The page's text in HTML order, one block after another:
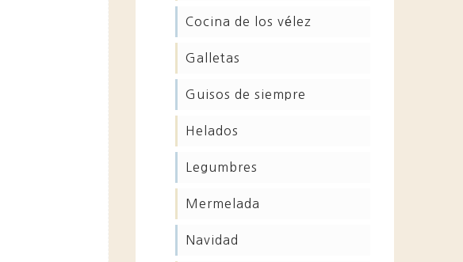
cocina de los vélez
galletas
guisos de siempre
helados
legumbres
mermelada
navidad